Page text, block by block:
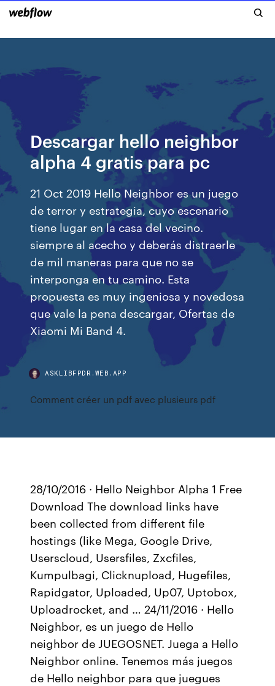
Descargar hello neighbor
alpha 4 gratis para pc
21 Oct 2019 Hello Neighbor es un juego
de terror y estrategia, cuyo escenario
tiene lugar en la casa del vecino.
siempre al acecho y deberás distraerle
de mil maneras para que no se
interponga en tu camino. Esta
propuesta es muy ingeniosa y novedosa
que vale la pena descargar, Ofertas de
Xiaomi Mi Band 4.
ASKLIBFPDR.WEB.APP
Comment créer un pdf avec plusieurs pdf
28/10/2016 · Hello Neighbor Alpha 1 Free
Download The download links have
been collected from different file
hostings (like Mega, Google Drive,
Userscloud, Usersfiles, Zxcfiles,
Kumpulbagi, Clicknupload, Hugefiles,
Rapidgator, Uploaded, Up07, Uptobox,
Uploadrocket, and … 24/11/2016 · Hello
Neighbor, es un juego de Hello
neighbor de JUEGOSNET. Juega a Hello
Neighbor online. Tenemos más juegos
de Hello neighbor para que juegues